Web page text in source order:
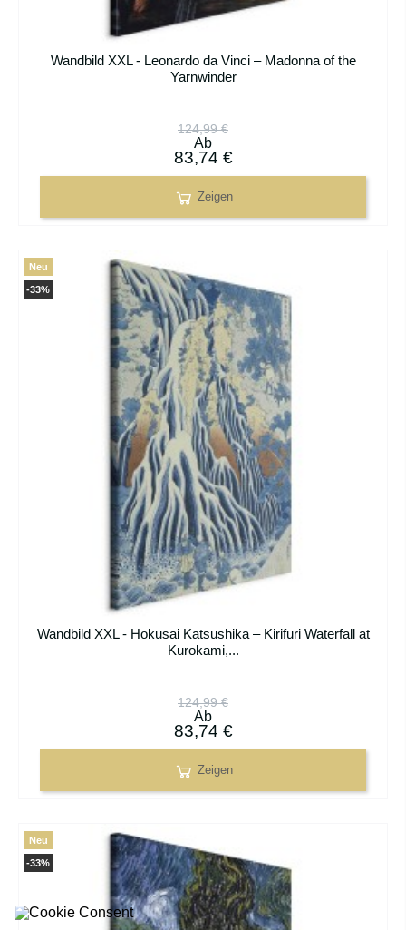
Wandbild XXL - Leonardo da Vinci – Madonna of the
Yarnwinder
124,99 €
Ab
83,74 €
Zeigen
Wandbild XXL - Hokusai Katsushika – Kirifuri Waterfall at
Kurokami,...
124,99 €
Ab
83,74 €
Zeigen
-33%
Neu
-33%
Neu